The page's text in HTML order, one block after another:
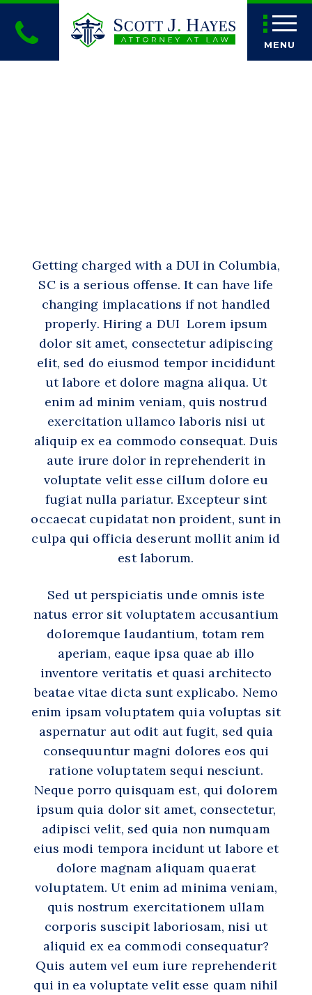
MENU
Getting charged with a DUI in Columbia,
SC is a serious offense. It can have life
changing implacations if not handled
properly. Hiring a DUI Lorem ipsum
dolor sit amet, consectetur adipiscing
elit, sed do eiusmod tempor incididunt
ut labore et dolore magna aliqua. Ut
enim ad minim veniam, quis nostrud
exercitation ullamco laboris nisi ut
aliquip ex ea commodo consequat. Duis
aute irure dolor in reprehenderit in
voluptate velit esse cillum dolore eu
fugiat nulla pariatur. Excepteur sint
occaecat cupidatat non proident, sunt in
culpa qui officia deserunt mollit anim id
est laborum.
Sed ut perspiciatis unde omnis iste
natus error sit voluptatem accusantium
doloremque laudantium, totam rem
aperiam, eaque ipsa quae ab illo
inventore veritatis et quasi architecto
beatae vitae dicta sunt explicabo. Nemo
enim ipsam voluptatem quia voluptas sit
aspernatur aut odit aut fugit, sed quia
consequuntur magni dolores eos qui
ratione voluptatem sequi nesciunt.
Neque porro quisquam est, qui dolorem
ipsum quia dolor sit amet, consectetur,
adipisci velit, sed quia non numquam
eius modi tempora incidunt ut labore et
dolore magnam aliquam quaerat
voluptatem. Ut enim ad minima veniam,
quis nostrum exercitationem ullam
corporis suscipit laboriosam, nisi ut
aliquid ex ea commodi consequatur?
Quis autem vel eum iure reprehenderit
qui in ea voluptate velit esse quam nihil